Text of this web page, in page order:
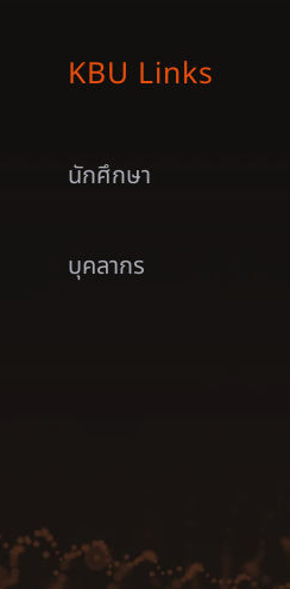
KBU Links
นักศึกษา
บุคลากร